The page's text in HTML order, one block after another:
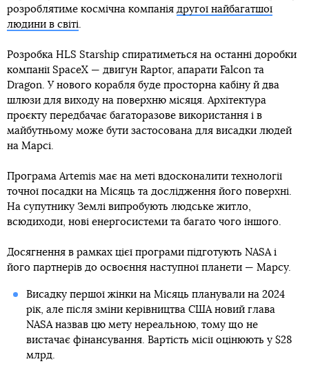
розроблятиме космічна компанія другої найбагатшої
людини в світі
Розробка HLS Starship спиратиметься на останні доробки
компанії SpaceX — двигун Raptor, апарати Falcon та
Dragon. У нового корабля буде просторна кабіну й два
шлюзи для виходу на поверхню місяця. Архітектура
проєкту передбачає багаторазове використання і в
майбутньому може бути застосована для висадки людей
на Марсі.
Програма Artemis має на меті вдосконалити технології
точної посадки на Місяць та дослідження його поверхні.
На супутнику Землі випробують людське житло,
всюдиходи, нові енергосистеми та багато чого іншого.
Досягнення в рамках цієї програми підготують NASA і
його партнерів до освоєння наступної планети — Марсу.
Висадку першої жінки на Місяць планували на 2024
рік, але після зміни керівництва США новий глава
NASA назвав цю мету нереальною, тому що не
вистачає фінансування. Вартість місії оцінюють у $28
млрд.